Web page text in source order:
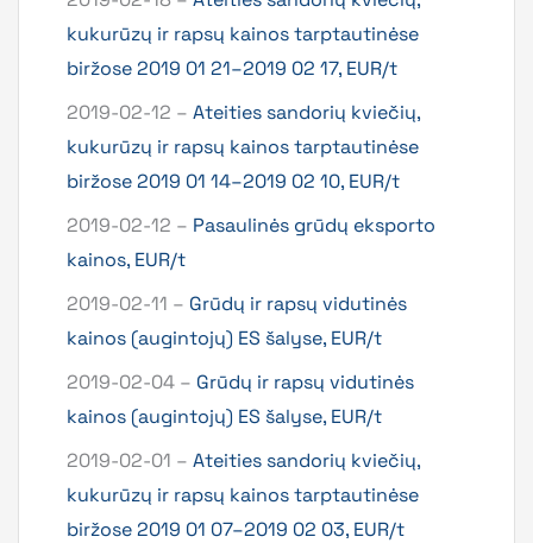
kukurūzų ir rapsų kainos tarptautinėse
biržose 2019 01 21–2019 02 17, EUR/t
2019-02-12 – Ateities sandorių kviečių,
kukurūzų ir rapsų kainos tarptautinėse
biržose 2019 01 14–2019 02 10, EUR/t
2019-02-12 – Pasaulinės grūdų eksporto
kainos, EUR/t
2019-02-11 – Grūdų ir rapsų vidutinės
kainos (augintojų) ES šalyse, EUR/t
2019-02-04 – Grūdų ir rapsų vidutinės
kainos (augintojų) ES šalyse, EUR/t
2019-02-01 – Ateities sandorių kviečių,
kukurūzų ir rapsų kainos tarptautinėse
biržose 2019 01 07–2019 02 03, EUR/t